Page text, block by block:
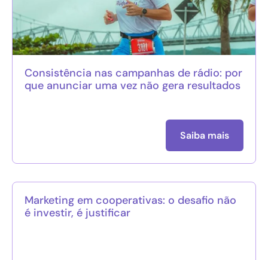
Consistência nas campanhas de rádio: por
que anunciar uma vez não gera resultados
Saiba mais
Marketing em cooperativas: o desafio não
é investir, é justificar